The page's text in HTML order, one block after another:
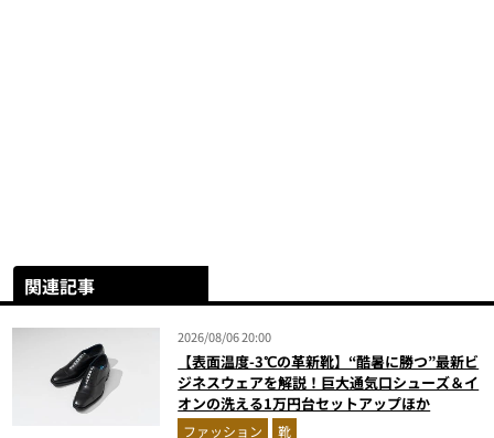
関連記事
2026/08/06 20:00
【表面温度-3℃の革新靴】“酷暑に勝つ”最新ビ
ジネスウェアを解説！巨大通気口シューズ＆イ
オンの洗える1万円台セットアップほか
ファッション 靴